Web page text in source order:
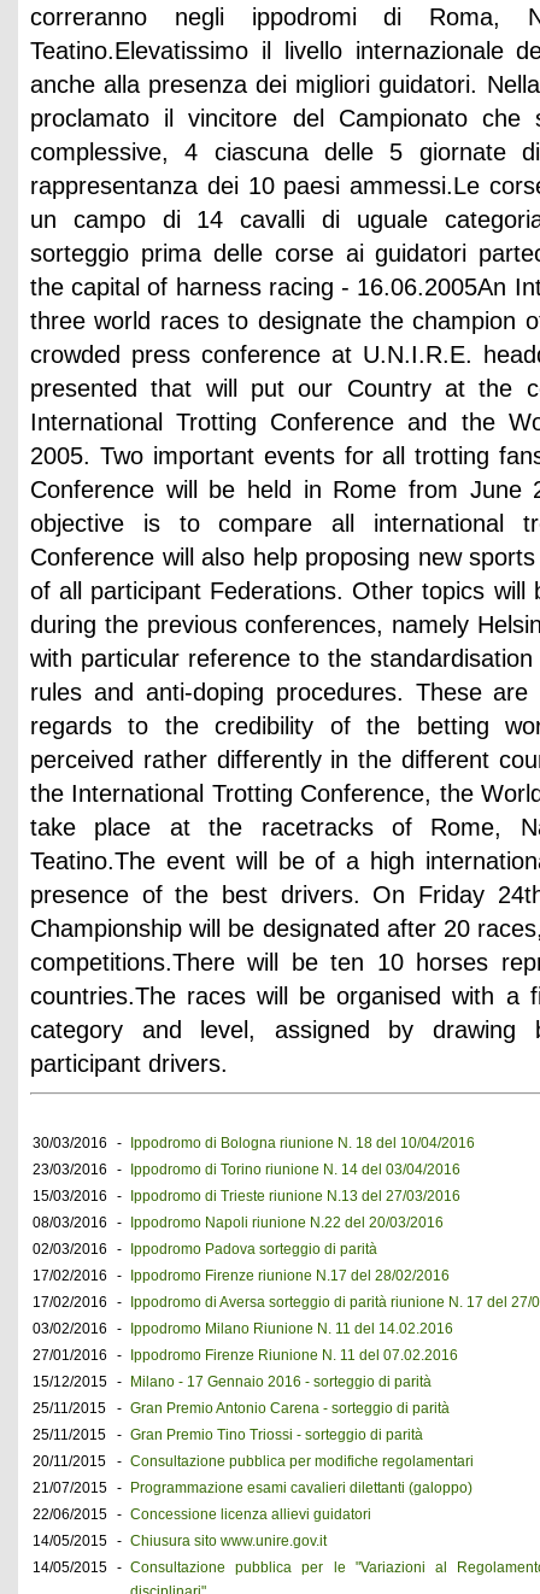
correranno negli ippodromi di Roma,
Teatino.Elevatissimo il livello internazionale
anche alla presenza dei migliori guidatori.
proclamato il vincitore del Campionato
complessive, 4 ciascuna delle 5 giornate
rappresentanza dei 10 paesi ammessi.Le
un campo di 14 cavalli di uguale
sorteggio prima delle corse ai guidatori
the capital of harness racing - 16.06.2005An
three world races to designate the champion
crowded press conference at U.N.I.R.E.
presented that will put our Country at the
International Trotting Conference and the
2005. Two important events for all trotting
Conference will be held in Rome from June
objective is to compare all international
Conference will also help proposing new
of all participant Federations. Other topics will
during the previous conferences, namely
with particular reference to the
rules and anti-doping procedures. These
regards to the credibility of the betting
perceived rather differently in the different
the International Trotting Conference, the
take place at the racetracks of Rome,
Teatino.The event will be of a high
presence of the best drivers. On Friday
Championship will be designated after 20
competitions.There will be ten 10 horses
countries.The races will be organised with a
category and level, assigned by
participant drivers.
30/03/2016 -
Ippodromo di Bologna riunione N. 18 del 10/04/2016
23/03/2016
-
Ippodromo di Torino riunione N. 14 del 03/04/2016
15/03/2016
-
Ippodromo di Trieste riunione N.13 del 27/03/2016
08/03/2016
-
Ippodromo Napoli riunione N.22 del 20/03/2016
02/03/2016
-
Ippodromo Padova sorteggio di parità
17/02/2016
-
Ippodromo Firenze riunione N.17 del 28/02/2016
17/02/2016
-
Ippodromo di Aversa sorteggio di parità riunione N. 17 del 27/
03/02/2016
-
Ippodromo Milano Riunione N. 11 del 14.02.2016
27/01/2016
-
Ippodromo Firenze Riunione N. 11 del 07.02.2016
15/12/2015 -
Milano - 17 Gennaio 2016 - sorteggio di parità
25/11/2015
- Gran Premio Antonio Carena - sorteggio di parità
25/11/2015
- Gran Premio Tino Triossi - sorteggio di parità
20/11/2015
- Consultazione pubblica per modifiche regolamentari
21/07/2015 -
Programmazione esami cavalieri dilettanti (galoppo)
22/06/2015 - Concessione licenza allievi guidatori
14/05/2015 - Chiusura sito www.unire.gov.it
14/05/2015 - Consultazione pubblica per le "Variazioni al